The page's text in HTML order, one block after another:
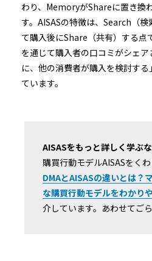
わり、MemoryがShareに置き換
す。AISASの特徴は、Search（
て購入後にShare（共有）する点
を通じて購入者の口コミがシェ
に、他の消費者が購入を検討す
ています。
AISASをもっと詳しく学ぶ
購買行動モデルAISASをくわ
DMAとAISASの違いとは？
な購買行動モデルをわかり
介しています。あわせてご